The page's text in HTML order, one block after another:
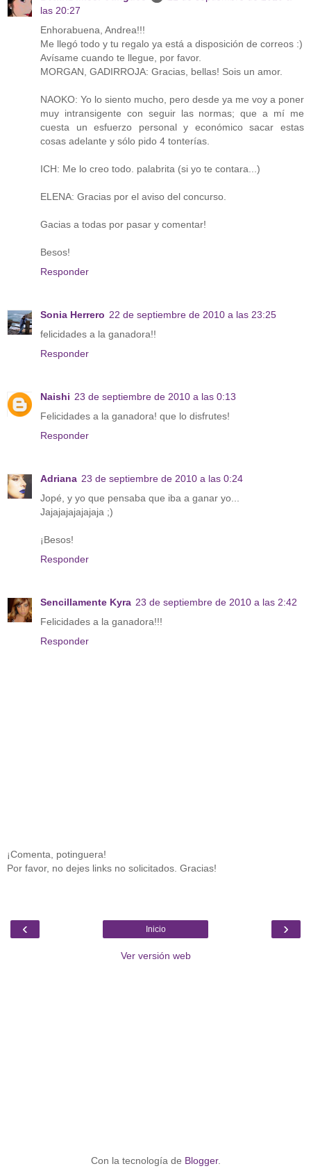
las 20:27
Enhorabuena, Andrea!!!
Me llegó todo y tu regalo ya está a disposición de correos :)
Avísame cuando te llegue, por favor.
MORGAN, GADIRROJA: Gracias, bellas! Sois un amor.
NAOKO: Yo lo siento mucho, pero desde ya me voy a poner
muy intransigente con seguir las normas; que a mí me
cuesta un esfuerzo personal y económico sacar estas
cosas adelante y sólo pido 4 tonterías.
ICH: Me lo creo todo. palabrita (si yo te contara...)
ELENA: Gracias por el aviso del concurso.
Gacias a todas por pasar y comentar!
Besos!
Responder
Sonia Herrero 22 de septiembre de 2010 a las 23:25
felicidades a la ganadora!!
Responder
Naishi 23 de septiembre de 2010 a las 0:13
Felicidades a la ganadora! que lo disfrutes!
Responder
Adriana 23 de septiembre de 2010 a las 0:24
Jopé, y yo que pensaba que iba a ganar yo...
Jajajajajajajaja ;)
¡Besos!
Responder
Sencillamente Kyra 23 de septiembre de 2010 a las 2:42
Felicidades a la ganadora!!!
Responder
¡Comenta, potinguera!
Por favor, no dejes links no solicitados. Gracias!
‹ ›
Inicio
Ver versión web
Con la tecnología de Blogger.